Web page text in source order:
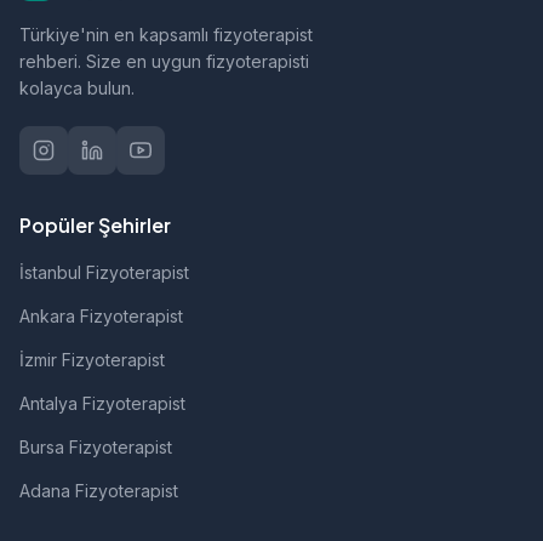
Türkiye'nin en kapsamlı fizyoterapist
rehberi. Size en uygun fizyoterapisti
kolayca bulun.
Popüler Şehirler
İstanbul Fizyoterapist
Ankara Fizyoterapist
İzmir Fizyoterapist
Antalya Fizyoterapist
Bursa Fizyoterapist
Adana Fizyoterapist